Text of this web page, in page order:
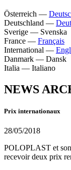
Österreich —
Deutschland —
Sverige — Svenska
France — Français
International —
Danmark — Dansk
Italia — Italiano
NEWS
Prix internationaux
28/05/2018
POLOPLAST et
recevoir deux prix